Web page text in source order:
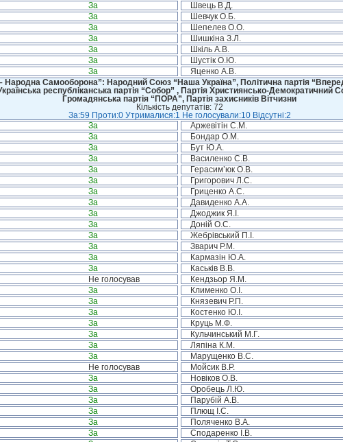
За Швець В.Д.
За Шевчук О.Б.
За Шепелев О.О.
За Шишкіна З.Л.
За Шкіль А.В.
За Шустік О.Ю.
За Яценко А.В.
Народна Самооборона”: Народний Союз “Наша Україна”, Політична партія
республіканська партія “Собор” , Партія Християнсько-Демократичний
Громадянська партія “ПОРА”, Партія захисників Вітчизни
Кількість депутатів: 72
За:59 Проти:0 Утрималися:1 Не голосували:10 Відсутні:2
За Аржевітін С.М.
За Бондар О.М.
За Бут Ю.А.
За Василенко С.В.
За Герасим’юк О.В.
За Григорович Л.С.
За Гриценко А.С.
За Давиденко А.А.
За Джоджик Я.І.
За Доній О.С.
За Жебрівський П.І.
За Зварич Р.М.
За Кармазін Ю.А.
За Каськів В.В.
Не голосував Кендзьор Я.М.
За Клименко О.І.
За Князевич Р.П.
За Костенко Ю.І.
За Круць М.Ф.
За Кульчинський М.Г.
За Ляпіна К.М.
За Марущенко В.С.
Не голосував Мойсик В.Р.
За Новіков О.В.
За Оробець Л.Ю.
За Парубій А.В.
За Плющ І.С.
За Поляченко В.А.
За Сподаренко І.В.